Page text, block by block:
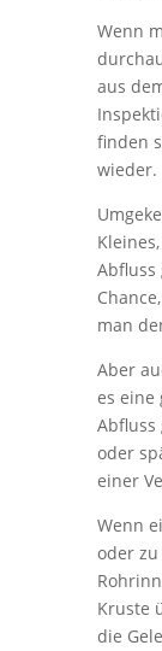
Wenn
aus
finden
wieder.
Abfluss
man
Aber
es eine
oder
einer
Wenn
oder
Kruste
die